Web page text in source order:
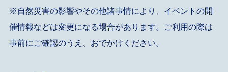
※自然災害の影響やその他諸事情により、イベントの開
催情報などは変更になる場合があります。ご利用の際は
事前にご確認のうえ、おでかけください。